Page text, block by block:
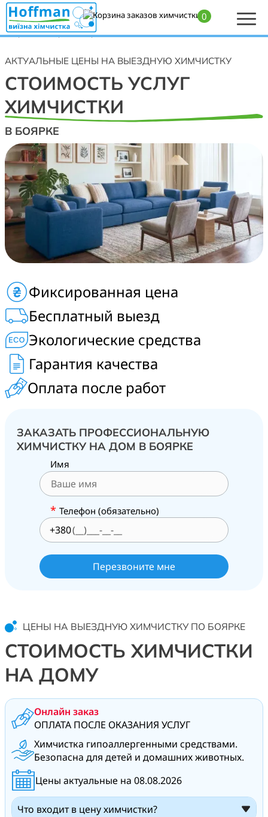
0
Главная>Цены на химчистку мебели, диванов, кресел, стульев,
матрасов и ковров в Боярке
АКТУАЛЬНЫЕ ЦЕНЫ НА ВЫЕЗДНУЮ ХИМЧИСТКУ
СТОИМОСТЬ УСЛУГ
ХИМЧИСТКИ
В БОЯРКЕ
диванов, матрасов, ковров в г. Боярка, а также:
Тарасовка, Бобрица, Малютянка, Глеваха, Чабаны,
Вита-Почтовая.
Фиксированная цена
Бесплатный выезд
Экологические средства
Гарантия качества
Оплата после работ
ЗАКАЗАТЬ ПРОФЕССИОНАЛЬНУЮ
ХИМЧИСТКУ НА ДОМ В БОЯРКЕ
Имя
* Телефон (обязательно)
+380
ЦЕНЫ НА ВЫЕЗДНУЮ ХИМЧИСТКУ ПО БОЯРКЕ
СТОИМОСТЬ ХИМЧИСТКИ
НА ДОМУ
Онлайн заказ
ОПЛАТА ПОСЛЕ ОКАЗАНИЯ УСЛУГ
Химчистка гипоаллергенными средствами.
Безопасна для детей и домашних животных.
Цены актуальные на 08.08.2026
Что входит в цену химчистки?